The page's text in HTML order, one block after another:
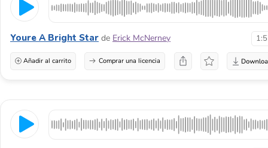
Youre A Bright Star de Erick McNerney
Añadir al carrito Comprar una licencia